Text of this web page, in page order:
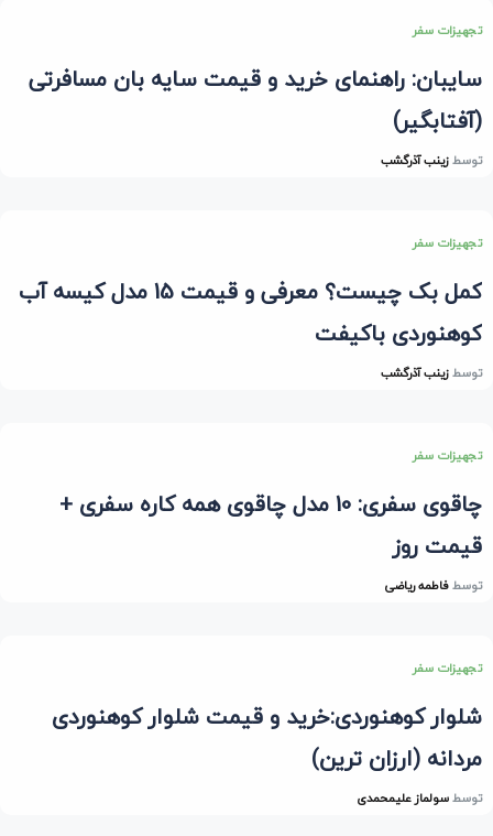
تجهیزات سفر
سایبان: راهنمای خرید و قیمت سایه بان مسافرتی
(آفتابگیر)
توسطزینب آذرگشب
تجهیزات سفر
کمل بک چیست؟ معرفی و قیمت 15 مدل کیسه آب
کوهنوردی باکیفت
توسطزینب آذرگشب
تجهیزات سفر
چاقوی سفری: 10 مدل چاقوی همه کاره سفری +
قیمت روز
توسطفاطمه ریاضی
تجهیزات سفر
شلوار کوهنوردی:خرید و قیمت شلوار کوهنوردی
مردانه (ارزان ترین)
توسطسولماز علیمحمدی